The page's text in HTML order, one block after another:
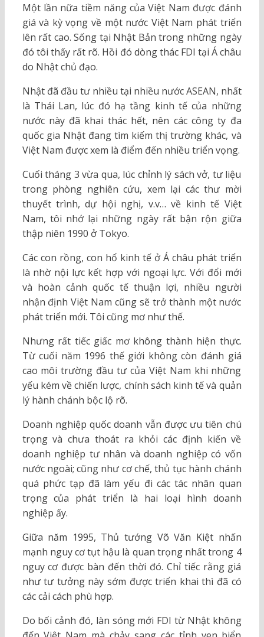
Một lần nữa tiềm năng của Việt Nam được đánh
giá và kỳ vọng về một nước Việt Nam phát triển
lên rất cao. Sống tại Nhật Bản trong những ngày
đó tôi thấy rất rõ. Hồi đó dòng thác FDI tại Á châu
do Nhật chủ đạo.
Nhật đã đầu tư nhiều tại nhiều nước ASEAN, nhất
là Thái Lan, lúc đó hạ tầng kinh tế của những
nước này đã khai thác hết, nên các công ty đa
quốc gia Nhật đang tìm kiếm thị trường khác, và
Việt Nam được xem là điểm đến nhiều triển vọng.
Cuối tháng 3 vừa qua, lúc chỉnh lý sách vở, tư liệu
trong phòng nghiên cứu, xem lại các thư mời
thuyết trình, dự hội nghị, v.v… về kinh tế Việt
Nam, tôi nhớ lại những ngày rất bận rộn giữa
thập niên 1990 ở Tokyo.
Các con rồng, con hổ kinh tế ở Á châu phát triển
là nhờ nội lực kết hợp với ngoại lực. Với đổi mới
và hoàn cảnh quốc tế thuận lợi, nhiều người
nhận định Việt Nam cũng sẽ trở thành một nước
phát triển mới. Tôi cũng mơ như thế.
Nhưng rất tiếc giấc mơ không thành hiện thực.
Từ cuối năm 1996 thế giới không còn đánh giá
cao môi trường đầu tư của Việt Nam khi những
yếu kém về chiến lược, chính sách kinh tế và quản
lý hành chánh bộc lộ rõ.
Doanh nghiệp quốc doanh vẫn được ưu tiên chú
trọng và chưa thoát ra khỏi các định kiến về
doanh nghiệp tư nhân và doanh nghiệp có vốn
nước ngoài; cũng như cơ chế, thủ tục hành chánh
quá phức tạp đã làm yếu đi các tác nhân quan
trọng của phát triển là hai loại hình doanh
nghiệp ấy.
Giữa năm 1995, Thủ tướng Võ Văn Kiệt nhấn
mạnh nguy cơ tụt hậu là quan trọng nhất trong 4
nguy cơ được bàn đến thời đó. Chỉ tiếc rằng giá
như tư tưởng này sớm được triển khai thì đã có
các cải cách phù hợp.
Do bối cảnh đó, làn sóng mới FDI từ Nhật không